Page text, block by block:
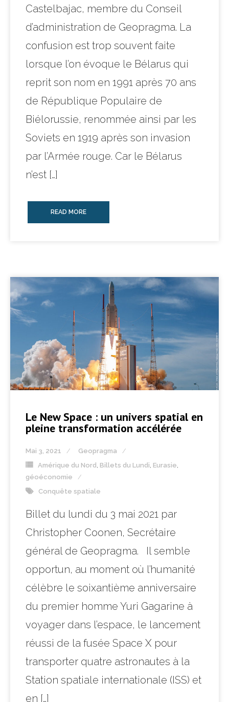
Castelbajac, membre du Conseil
d’administration de Geopragma. La
confusion est trop souvent faite
lorsque l’on évoque le Bélarus qui
reprit son nom en 1991 après 70 ans
de République Populaire de
Biélorussie, renommée ainsi par les
Soviets en 1919 après son invasion
par l’Armée rouge. Car le Bélarus
n’est […]
READ MORE
Le New Space : un univers spatial en
pleine transformation accélérée
Mai 3, 2021
Geopragma
Amérique du Nord , Billets du Lundi, Eurasie,
géoéconomie
Conquête spatiale
Billet du lundi du 3 mai 2021 par
Christopher Coonen, Secrétaire
général de Geopragma. Il semble
opportun, au moment où l’humanité
célèbre le soixantième anniversaire
du premier homme Yuri Gagarine à
voyager dans l’espace, le lancement
réussi de la fusée Space X pour
transporter quatre astronautes à la
Station spatiale internationale (ISS) et
en […]